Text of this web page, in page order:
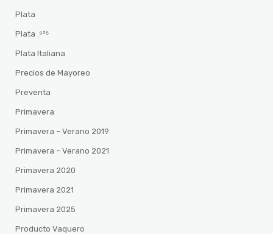
Plata
Plata .⁹²⁵
Plata Italiana
Precios de Mayoreo
Preventa
Primavera
Primavera – Verano 2019
Primavera – Verano 2021
Primavera 2020
Primavera 2021
Primavera 2025
Producto Vaquero